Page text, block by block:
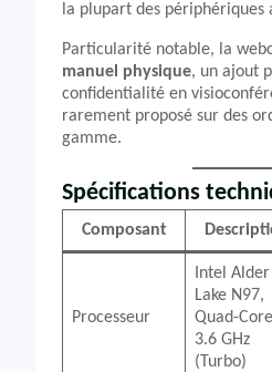
la plupart des périphériques
Particularité notable, la
manuel physique, un ajout
confidentialité en
rarement proposé sur des
gamme.
Spécifications
Composant
Processeur
Intel Alder
Lake N97,
Quad-
3.6 GHz
(Turbo)